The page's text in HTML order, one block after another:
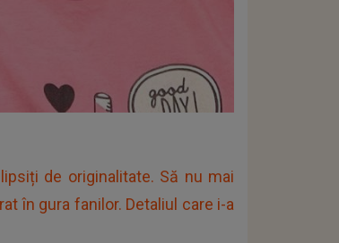
de originalitate. Să nu mai
în gura fanilor. Detaliul care i-a